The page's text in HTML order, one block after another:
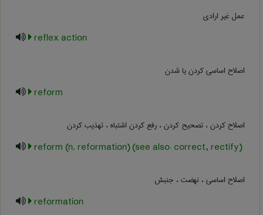
عمل غیر ارادی
reflex action
اصلاح اساسی کردن یا شدن
reform
اصلاح کردن ، تصحیح کردن ، رفع کردن اشتباه ، تهذیب کردن
reform (n. reformation) (see also: correct, rectify)
اصلاح اساسی ، نهضت ، جنبش
reformation